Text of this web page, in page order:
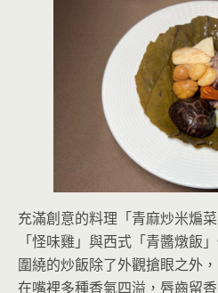
充滿創意的料理「青麻炒米煸
「怪味雞」與西式「青醬燉飯
圍繞的炒飯除了外觀搶眼之外
在嘴裡多種香氣四溢，唇齒留